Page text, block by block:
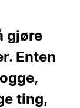
gjøre
Enten
ting,